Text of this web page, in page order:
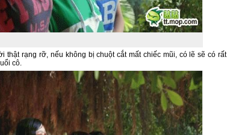
thật rạng rỡ, nếu không bị chuột cắt mất chiếc mũi, có lẽ sẽ có rất
cô.